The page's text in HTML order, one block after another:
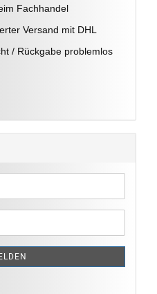
Fachhandel
Versand mit DHL
/ Rückgabe problemlos